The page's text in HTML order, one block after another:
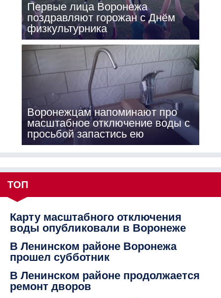
Первые лица Воронежа
поздравляют горожан с Днём
физкультурника
Воронежцам напоминают про
масштабное отключение воды с
просьбой запастись ею
ТОП
Карту масштабного отключения
воды опубликовали в Воронеже
В Ленинском районе Воронежа
прошел субботник
В Ленинском районе продолжается
ремонт дворов